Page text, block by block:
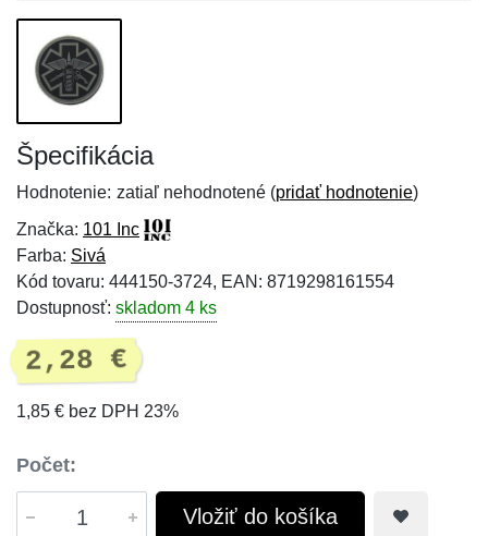
Špecifikácia
Hodnotenie: zatiaľ nehodnotené (pridať hodnotenie)
Značka: 101 Inc
Farba: Sivá
Kód tovaru: 444150-3724, EAN: 8719298161554
Dostupnosť: skladom 4 ks
2,28 €
1,85 € bez DPH 23%
Počet:
Vložiť do košíka